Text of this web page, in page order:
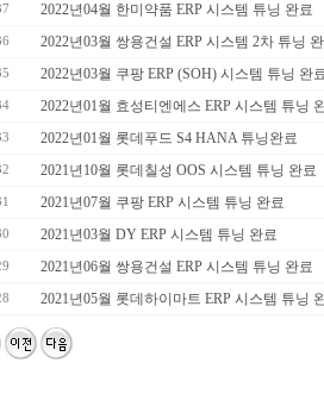
2022년04월 한미약품 ERP 시스템 튜닝 완료
2022년03월 쌍용건설 ERP 시스템 2차 튜닝
2022년03월 쿠팡 ERP (SOH) 시스템 튜닝 완
2022년01월 효성티엔에스 ERP 시스템 튜닝
2022년01월 롯데푸드 S4 HANA 튜닝완료
2021년10월 롯데칠성 OOS 시스템 튜닝 완료
2021년07월 쿠팡 ERP 시스템 튜닝 완료
2021년03월 DY ERP 시스템 튜닝 완료
2021년06월 쌍용건설 ERP 시스템 튜닝 완료
2021년05월 롯데하이마트 ERP 시스템 튜닝